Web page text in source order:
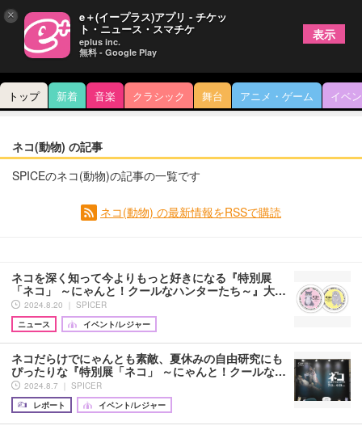
トップ 新着 音楽 クラシック 舞台 アニメ・ゲーム イベ
ネコ(動物) の記事
SPICEのネコ(動物)の記事の一覧です
ネコ(動物) の最新情報をRSSで購読
ネコを深く知って今よりもっと好きになる『特別展
「ネコ」 ～にゃんと！クールなハンターたち～』大…
2024.8.20 ｜ SPICER
ニュース
イベント/レジャー
ネコだらけでにゃんとも素敵、夏休みの自由研究にも
ぴったりな『特別展「ネコ」 ～にゃんと！クールな…
2024.8.7 ｜ SPICER
レポート
イベント/レジャー
× e＋(イープラス)アプリ - チケッ
ト・ニュース・スマチケ
eplus inc.
無料 - Google Play
表示